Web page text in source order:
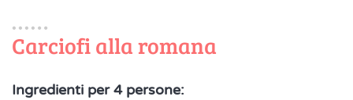
Carciofi alla romana
Ingredienti per 4 persone: